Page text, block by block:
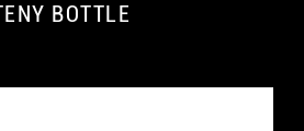
BOTTLE